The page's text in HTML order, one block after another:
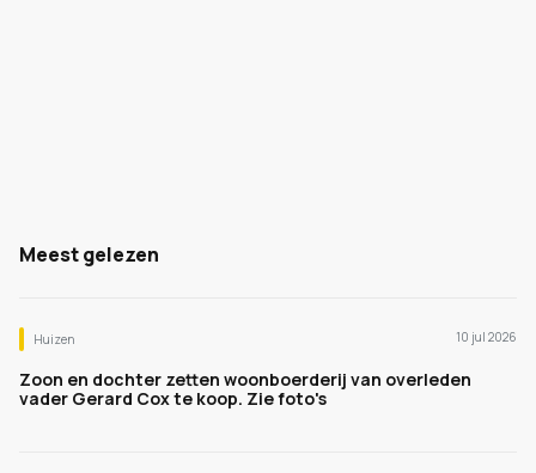
Meest gelezen
Huizen 10 jul 2026
Zoon en dochter zetten woonboerderij van overleden
vader Gerard Cox te koop. Zie foto's